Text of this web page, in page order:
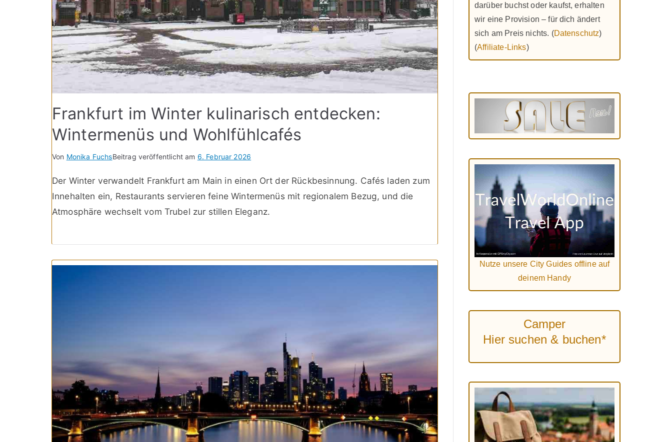
Frankfurt im Winter kulinarisch entdecken:
Wintermenüs und Wohlfühlcafés
Von Monika FuchsBeitrag veröffentlicht am 6. Februar 2026
Der Winter verwandelt Frankfurt am Main in einen Ort der Rückbesinnung. Cafés laden zum
Innehalten ein, Restaurants servieren feine Wintermenüs mit regionalem Bezug, und die
Atmosphäre wechselt vom Trubel zur stillen Eleganz.
darüber buchst oder kaufst, erhalten
wir eine Provision – für dich ändert
sich am Preis nichts. (Datenschutz)
(Affiliate-Links)
Nutze unsere City Guides offline auf
deinem Handy
Camper
Hier suchen & buchen*